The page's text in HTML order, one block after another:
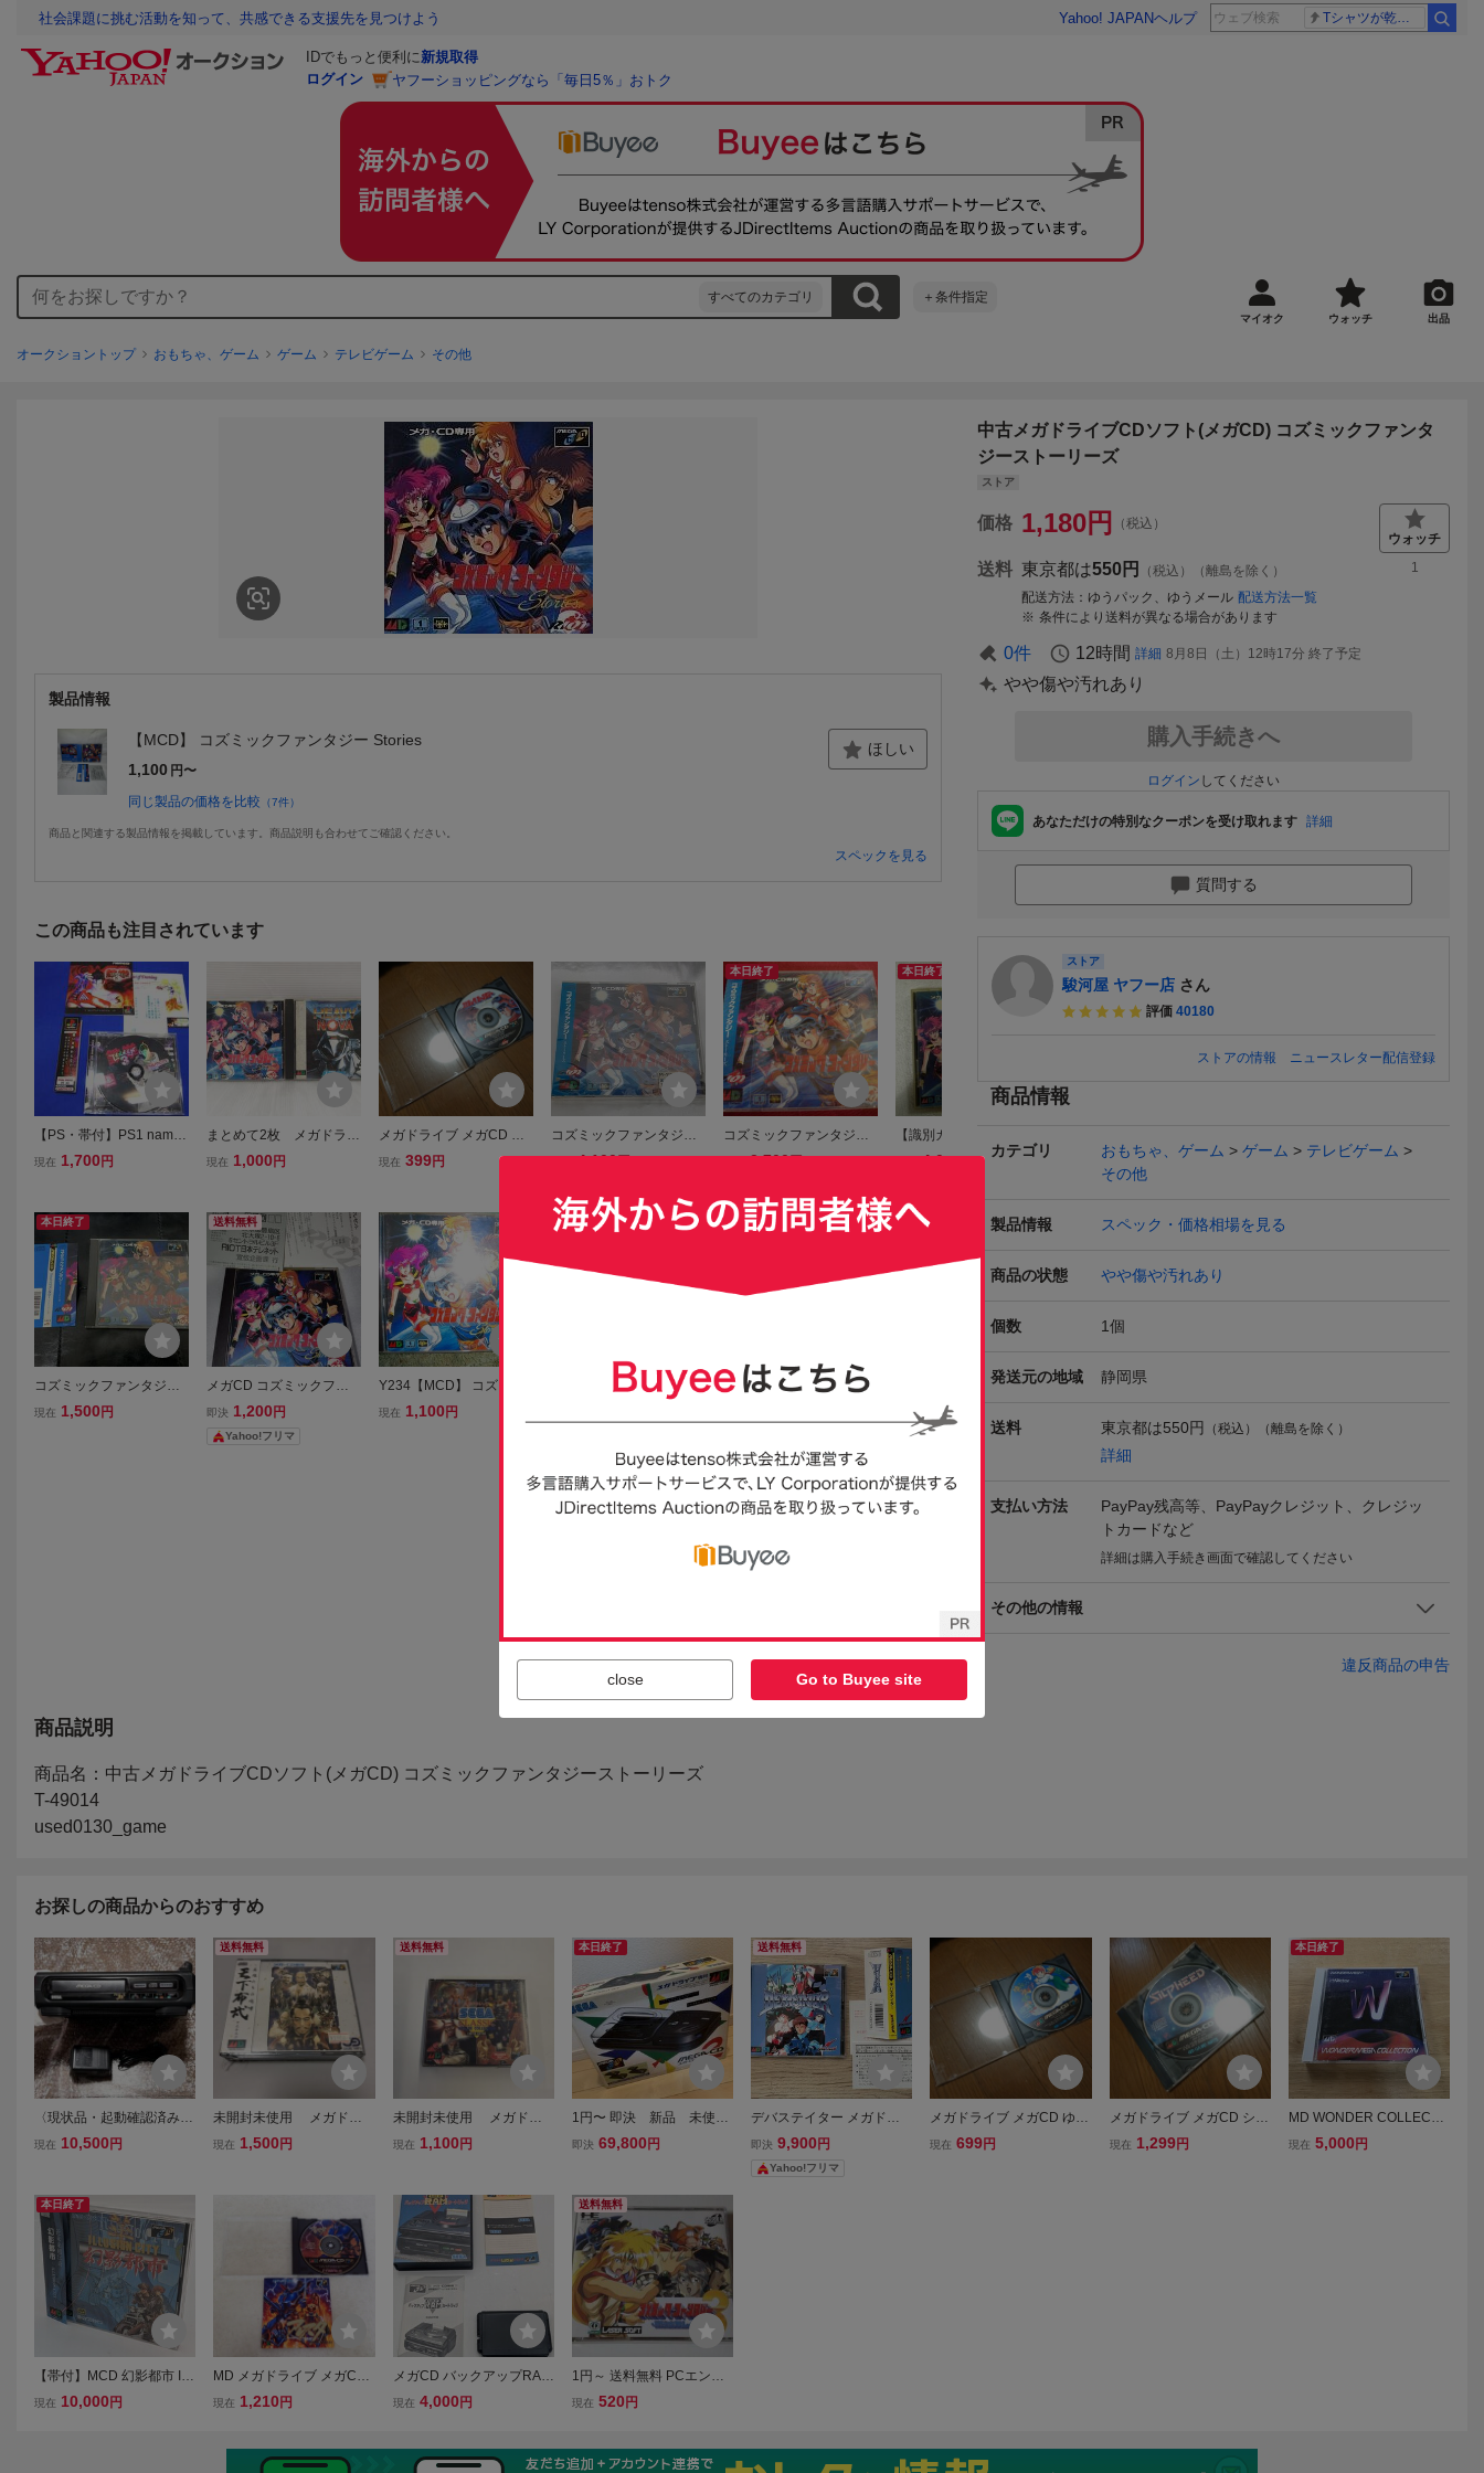
社会課題に挑む活動を知って、共感できる支援先を見つけよう Yahoo! JAPANヘルプ Tシャツが乾くまで 樹生
IDでもっと便利に新規取得
ログイン
ヤフーショッピングなら「毎日5％」おトク
すべてのカテゴリ ＋条件指定
マイオク ウォッチ 出品
オークショントップ おもちゃ、ゲーム ゲーム テレビゲーム その他
製品情報
【MCD】 コズミックファンタジー Stories
1,100 円〜
同じ製品の価格を比較 （7件）
ほしい
商品と関連する製品情報を掲載しています。商品説明も合わせてご確認ください。
スペックを見る
この商品も注目されています
【PS・帯付】PS1 namco
鉄拳3 TEKKEN3 ナムコ
現在 1,700 円
本日終了
コズミックファンタジー
メガドライブ メガCD
現在 1,500 円
まとめて2枚 メガドライ
ブ メガCD【説明書 ケ
ジー ソフト
現在 1,000 円
送料無料
メガCD コズミックファ
ンタジー ストーリーズ
即決 1,200 円
Yahoo!フリマ
メガドライブ メガCD コ
ズミックファンタジース
現在 399円
Y234【MCD】 コズミッ
クファンタジー Stories
現在 1,100 円
コズミックファンタジー
ストーリーズ SEGA セガ
イブ メガCD ゲームソフ
ト 未開封
4,100
メガドライブ メガCD コ
古保管品 現状品
本日終了
コズミックファンタジ
ー ストーリーズ （メガ
★新品・未開封 COSMI
CFANTASY STORIES。
2,700
送料無料
【新品未開封】バトルフ
ドライブ】メガcd
本日終了
【識別カ】★ まとめ落札
歓迎 ★ メガドライブ メ
4,000
e-330 未開封 希少 コレク
ター品 MEGA CD コズミ
ックファンタジーストー
現在 4,500
送料無料
ストーリーズ メガCD 新
品未開封
5,500 円
Yahoo!フリマ
送料無料
送料込み メガCD用 メ
ート 固定用プレート
CD 2 HAA-2910 本体 メ
キ あり
現在 51,000 円
本日終了
クランブル スペシャル D-
中古メガドライブCDソフト(メガCD) コズミックファンタ
ジーストーリーズ
ストア
価格 1,180円 （税込）
送料 東京都は550円
（税込）（離島を除く）
配送方法
ゆうパック、ゆうメール 配送方法一覧
条件により送料が異なる場合があります
1
0件 12時間 詳細 8月8日（土）12時17分 終了予定
やや傷や汚れあり
購入手続きへ
ログイン してください
あなただけの特別なクーポンを受け取れます 詳細
質問する
ストア
駿河屋 ヤフー店 さん
評価 40180
ストアの情報 ニュースレター配信登録
商品情報
カテゴリ おもちゃ、ゲーム ゲーム
テレビゲーム
その他
製品情報 スペック・価格相場を見る
商品の状態 やや傷や汚れあり
個数 1個
発送元の地域 静岡県
送料 東京都は550円 （税込）（離島を除く）
詳細
支払い方法
PayPay残高等、PayPayクレジット、クレジッ
トカードなど
詳細は購入手続き画面で確認してください
その他の情報
違反商品の申告
商品説明
お探しの商品からのおすすめ
〈現状品・起動確認済み〉
MD セガ メガCD 本体 HAA
MEGA CD SEGA CD メガ
ドライブ
現在 10,500 円
送料無料
未開封未使用 メガドラ
イブ メガCD 英雄たちの咆
現在 1,500 円
送料無料
未開封未使用 メガドラ
イブ メガCD セガクラシッ
現在 1,100 円
本日終了
1円〜 即決 新品 未使
用 未開封 デッドストッ
メガCD2 HAA-2912
即決 69,800 円
送料無料
デバステイター メガドラ
イブ メガCD DEVASTATO
即決 9,900 円
Yahoo!フリマ
メガドライブ メガCD ゆみ
みみっくす ディスクのみ
現在 699円
メガドライブ メガCD シル
フィード ディスクのみ 同
現在 1,299円
本日終了
MD WONDER COLLECTI
ON ワンダーメガコレクシ
現在 5,000 円
本日終了
【帯付】MCD 幻影都市 IL
LUSION CITY マイクロ
現在 10,000円
MD メガドライブ メガCD
電忍アレスタ COMPILE コ
現在 1,210円
メガCD バックアップRAM
カートリッジ メガCD専用
CD メガドライブ 箱説②
現在 4,000円
送料無料
1円～ 送料無料 PCエンジ
ン CD-ROM2 コズミック
現在 520円
close Go to Buyee site